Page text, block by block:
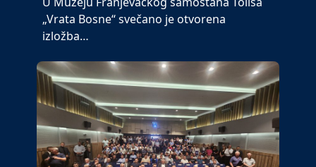
„Vrata Bosne“ svečano je otvorena
izložba…